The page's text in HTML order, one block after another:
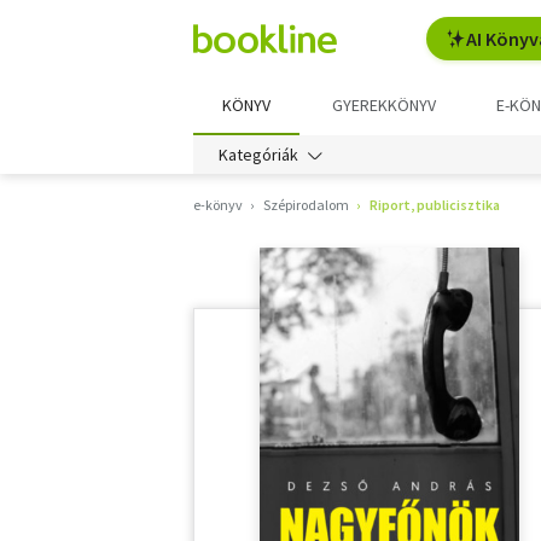
AI
KÖNYV GYEREKKÖNYV E-
Kategóriák
e-könyv Szépirodalom Riport, publicisztika